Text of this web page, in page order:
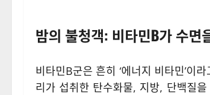
밤의 불청객: 비타민B가 수면
비타민B군은 흔히 ‘에너지 비타민’이
리가 섭취한 탄수화물, 지방, 단백질